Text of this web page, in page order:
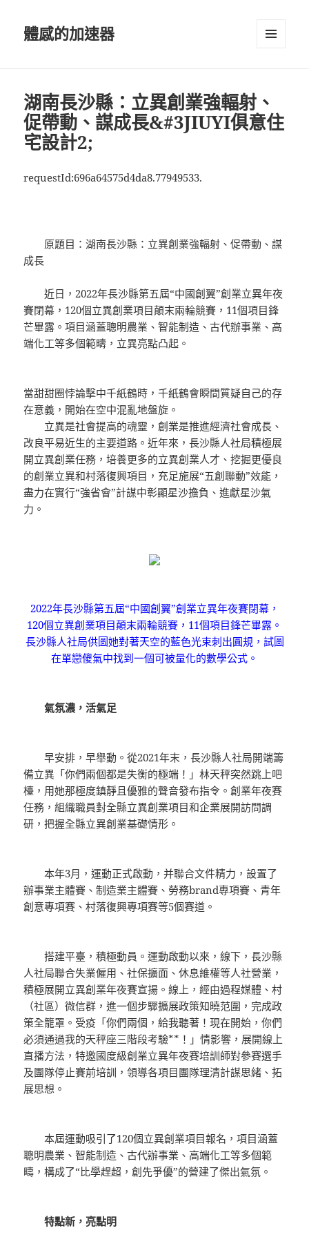
體感的加速器
湖南長沙縣：立異創業強輻射、
促帶動、謀成長&#3JIUYI俱意住
宅設計2;
requestId:696a64575d4da8.77949533.
原題目：湖南長沙縣：立異創業強輻射、促帶動、謀
成長
近日，2022年長沙縣第五屆“中國創翼”創業立異年夜
賽閉幕，120個立異創業項目顛末兩輪競賽，11個項目鋒
芒畢露。項目涵蓋聰明農業、智能制造、古代辦事業、高
端化工等多個範疇，立異亮點凸起。
當甜甜圈悖論擊中千紙鶴時，千紙鶴會瞬間質疑自己的存
在意義，開始在空中混亂地盤旋。
立異是社會提高的魂靈，創業是推進經濟社會成長、
改良平易近生的主要道路。近年來，長沙縣人社局積極展
開立異創業任務，培養更多的立異創業人才、挖掘更優良
的創業立異和村落復興項目，充足施展“五創聯動”效能，
盡力在實行“強省會”計謀中彰顯星沙擔負、進獻星沙氣
力。
2022年長沙縣第五屆“中國創翼”創業立異年夜賽閉幕，
120個立異創業項目顛末兩輪競賽，11個項目鋒芒畢露。
長沙縣人社局供圖她對著天空的藍色光束刺出圓規，試圖
在單戀傻氣中找到一個可被量化的數學公式。
氣氛濃，活氣足
早安排，早舉動。從2021年末，長沙縣人社局開端籌
備立異「你們兩個都是失衡的極端！」林天秤突然跳上吧
檯，用她那極度鎮靜且優雅的聲音發布指令。創業年夜賽
任務，組織職員對全縣立異創業項目和企業展開訪問調
研，把握全縣立異創業基礎情形。
本年3月，運動正式啟動，并聯合文件精力，設置了
辦事業主體賽、制造業主體賽、勞務brand專項賽、青年
創意專項賽、村落復興專項賽等5個賽道。
搭建平臺，積極動員。運動啟動以來，線下，長沙縣
人社局聯合失業僱用、社保擴面、休息維權等人社營業，
積極展開立異創業年夜賽宣揚。線上，經由過程媒體、村
（社區）微信群，進一個步驟擴展政策知曉范圍，完成政
策全籠罩。受疫「你們兩個，給我聽著！現在開始，你們
必須通過我的天秤座三階段考驗**！」情影響，展開線上
直播方法，特邀國度級創業立異年夜賽培訓師對參賽選手
及團隊停止賽前培訓，領導各項目團隊理清計謀思緒、拓
展思想。
本屆運動吸引了120個立異創業項目報名，項目涵蓋
聰明農業、智能制造、古代辦事業、高端化工等多個範
疇，構成了“比學趕超，創先爭優”的營建了傑出氣氛。
特點新，亮點明